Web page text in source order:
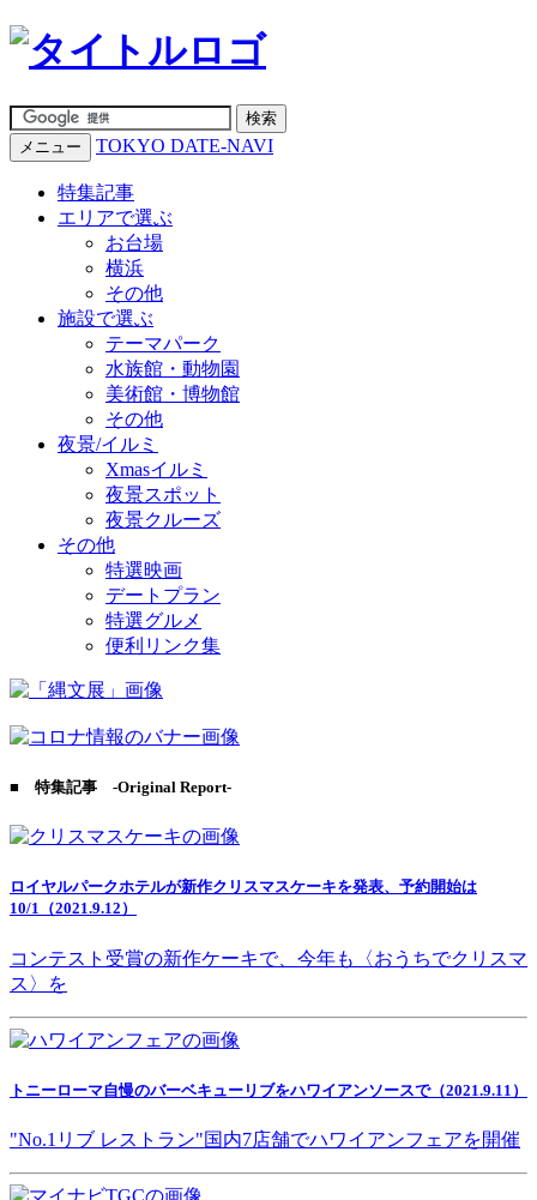
メニュー TOKYO DATE-NAVI
特集記事
エリアで選ぶ
お台場
横浜
その他
施設で選ぶ
テーマパーク
水族館・動物園
美術館・博物館
その他
夜景/イルミ
Xmasイルミ
夜景スポット
夜景クルーズ
その他
特選映画
デートプラン
特選グルメ
便利リンク集
■ 特集記事 -Original Report-
ロイヤルパークホテルが新作クリスマスケーキを発表、予約開始は
10/1（2021.9.12）
コンテスト受賞の新作ケーキで、今年も〈おうちでクリスマ
ス〉を
トニーローマ自慢のバーベキューリブをハワイアンソースで（2021.9.11）
"No.1リブ レストラン"国内7店舗でハワイアンフェアを開催